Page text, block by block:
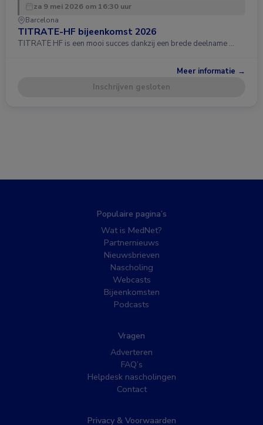
za 9 mei 2026 om 16:30 uur
Barcelona
TITRATE-HF bijeenkomst 2026
TITRATE HF is een mooi succes dankzij een brede deelname …
Meer informatie →
Inschrijven gesloten
Populaire pagina’s
Wat is MedNet?
Partnernieuws
Nieuwsbrieven
Nascholing
Webcasts
Bijeenkomsten
Podcasts
Vragen
Adverteren
FAQ’s
Helpdesk nascholingen
Contact
Privacy & Voorwaarden